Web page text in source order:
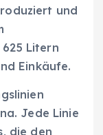
und
Litern
Einkäufe.
Jede Linie
die den